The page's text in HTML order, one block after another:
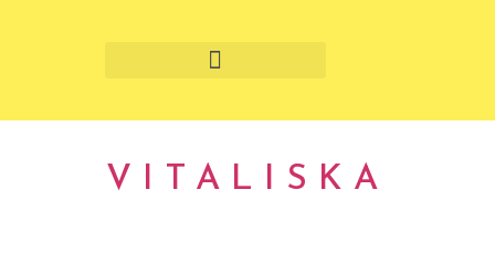
VITALISKA